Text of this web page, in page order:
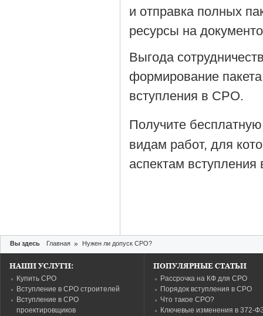
и отправка полных
ресурсы на
Выгода
формирование
вступления в СРО.
Получите
видам работ, для
аспектам
Вы здесь Главная » Нужен ли допуск СРО?
НАШИ УСЛУГИ:
Купить СРО
Вступление в СРО строителей
Вступление в СРО
проектировщиков
ПОПУЛЯРНЫЕ СТАТЬИ
Рассрочка на КФ для СРО
Порядок вступления в СРО
Что такое СРО?
Ключевые изменения в 372-